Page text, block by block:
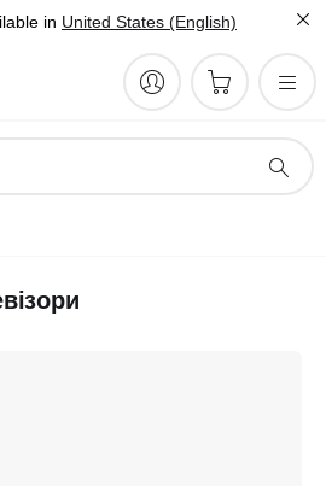
in United States (English)